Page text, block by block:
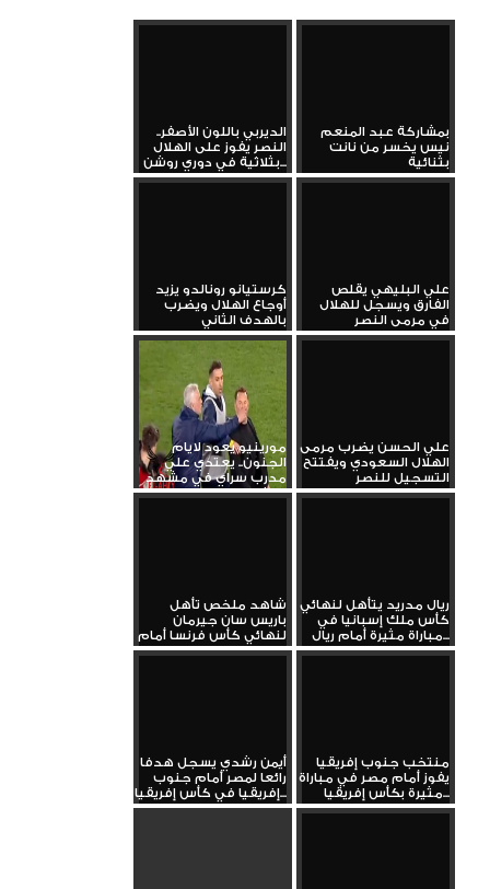
بمشاركة عبد المنعم
نيس يخسر من نانت
بثنائية
الديربي باللون الأصفر..
النصر يفوز على الهلال
بثلاثية في دوري روشن...
علي البليهي يقلص
الفارق ويسجل للهلال
في مرمى النصر
كرستيانو رونالدو يزيد
أوجاع الهلال ويضرب
بالهدف الثاني
علي الحسن يضرب مرمى
الهلال السعودي ويفتتح
التسجيل للنصر
مورينيو يعود لايام
الجنون.. يعتدي علي
مدرب سراي في مشهد
كارثي
ريال مدريد يتأهل لنهائي
كأس ملك إسبانيا في
مباراة مثيرة أمام ريال...
شاهد ملخص تأهل
باريس سان جيرمان
لنهائي كأس فرنسا أمام
دانكيرك
منتخب جنوب إفريقيا
يفوز أمام مصر في مباراة
مثيرة بكأس إفريقيا...
أيمن رشدي يسجل هدفا
رائعا لمصر أمام جنوب
إفريقيا في كأس إفريقيا...